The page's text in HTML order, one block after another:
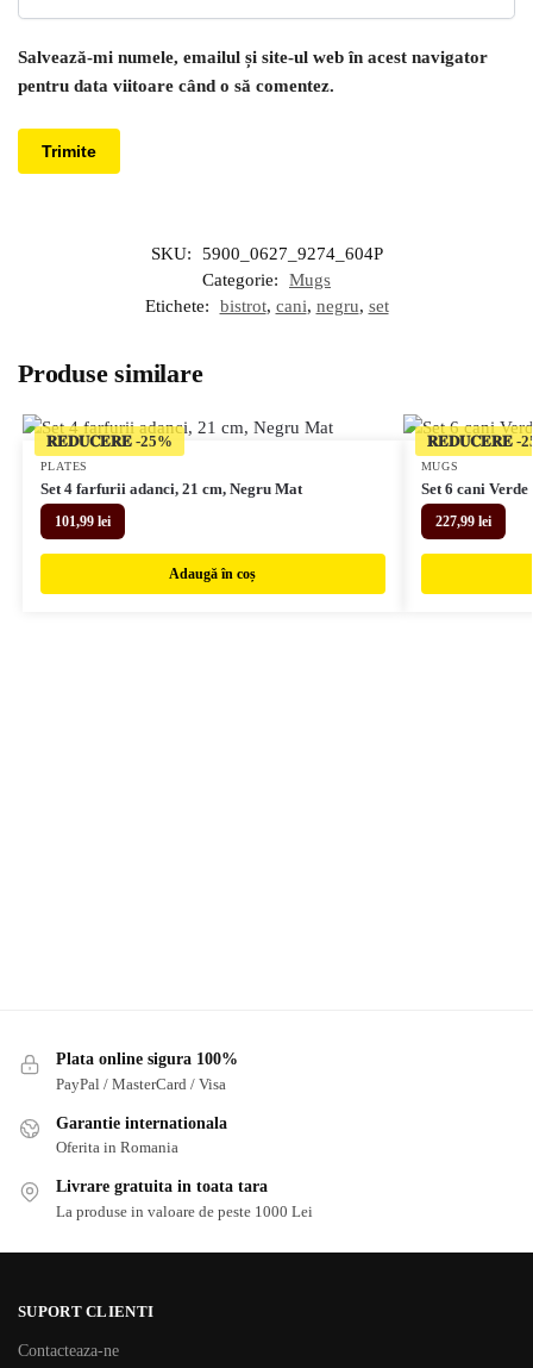
Salvează-mi numele, emailul și site-ul web în acest navigator
pentru data viitoare când o să comentez.
SKU:
5900_0627_9274_604P
Categorie:
Mugs
Etichete:
bistrot, cani, negru, set
Produse similare
𝐑𝐄𝐃𝐔𝐂𝐄𝐑𝐄
PLATES
Set 4 farfurii adanci, 21 cm, Negru Mat
101,99 lei
Adaugă în coș
𝐑𝐄𝐃𝐔𝐂𝐄𝐑𝐄
MUGS
Set 6 cani
227,99 lei
Plata online sigura 100%
PayPal / MasterCard / Visa
Garantie internationala
Oferita in Romania
Livrare gratuita in toata tara
La produse in valoare de peste 1000 Lei
SUPORT CLIENTI
Contacteaza-ne